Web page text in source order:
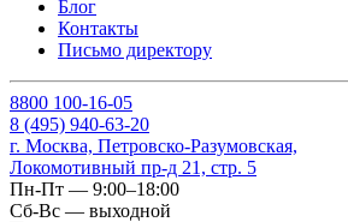
Блог
Контакты
Письмо директору
8800 100-16-05
8 (495) 940-63-20
г. Москва, Петровско-Разумовская,
Локомотивный пр-д 21, стр. 5
Пн-Пт — 9:00–18:00
Сб-Вс — выходной